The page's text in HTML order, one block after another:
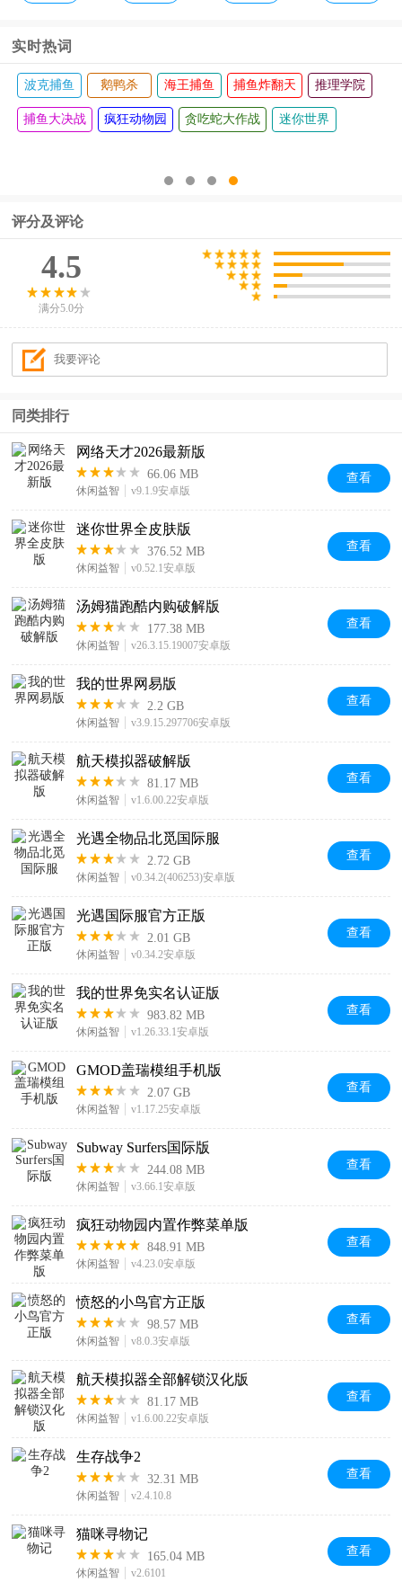
实时热词
波克捕鱼 鹅鸭杀 海王捕鱼 捕鱼炸翻天 推理学院
捕鱼大决战 疯狂动物园 贪吃蛇大作战 迷你世界
评分及评论
4.5
满分5.0分
同类排行
网络天才2026最新版
66.06 MB
休闲益智 v9.1.9安卓版
查看
迷你世界全皮肤版
376.52 MB
休闲益智 v0.52.1安卓版
查看
汤姆猫跑酷内购破解版
177.38 MB
休闲益智 v26.3.15.19007安卓版
查看
我的世界网易版
2.2 GB
休闲益智 v3.9.15.297706安卓版
查看
航天模拟器破解版
81.17 MB
休闲益智 v1.6.00.22安卓版
查看
光遇全物品北觅国际服
2.72 GB
休闲益智 v0.34.2(406253)安卓版
查看
光遇国际服官方正版
2.01 GB
休闲益智 v0.34.2安卓版
查看
我的世界免实名认证版
983.82 MB
休闲益智 v1.26.33.1安卓版
查看
GMOD盖瑞模组手机版
2.07 GB
休闲益智 v1.17.25安卓版
查看
Subway Surfers国际版
244.08 MB
休闲益智 v3.66.1安卓版
查看
疯狂动物园内置作弊菜单版
848.91 MB
休闲益智 v4.23.0安卓版
查看
愤怒的小鸟官方正版
98.57 MB
休闲益智 v8.0.3安卓版
查看
航天模拟器全部解锁汉化版
81.17 MB
休闲益智 v1.6.00.22安卓版
查看
生存战争2
32.31 MB
休闲益智 v2.4.10.8
查看
猫咪寻物记
165.04 MB
休闲益智 v2.6101
查看